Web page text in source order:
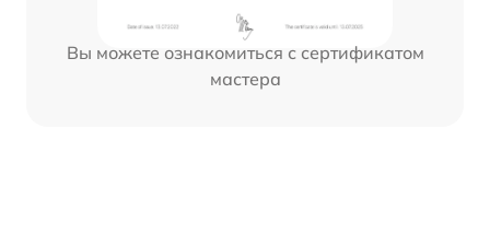
Вы можете ознакомиться с сертификатом
мастера